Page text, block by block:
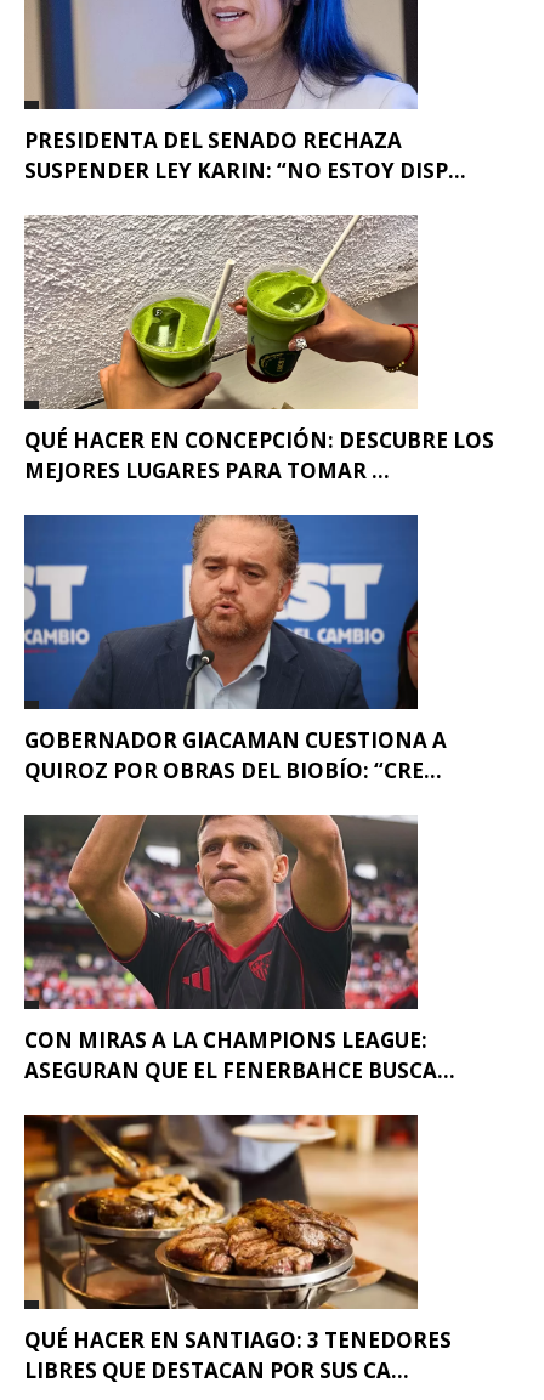
PRESIDENTA DEL SENADO RECHAZA
SUSPENDER LEY KARIN: “NO ESTOY DISP...
QUÉ HACER EN CONCEPCIÓN: DESCUBRE LOS
MEJORES LUGARES PARA TOMAR ...
GOBERNADOR GIACAMAN CUESTIONA A
QUIROZ POR OBRAS DEL BIOBÍO: “CRE...
CON MIRAS A LA CHAMPIONS LEAGUE:
ASEGURAN QUE EL FENERBAHCE BUSCA...
QUÉ HACER EN SANTIAGO: 3 TENEDORES
LIBRES QUE DESTACAN POR SUS CA...